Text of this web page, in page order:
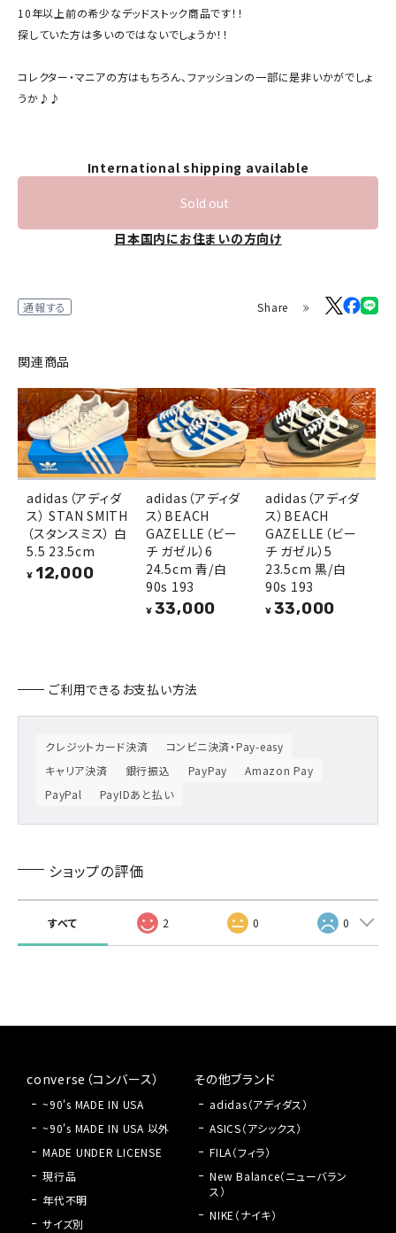
converse（コンバース）
~90's MADE IN USA
~90's MADE IN USA 以外
MADE UNDER LICENSE
現行品
年代不明
サイズ別
その他ブランド
adidas（アディダス）
ASICS（アシックス）
FILA（フィラ）
New Balance（ニューバラン
ス）
NIKE（ナイキ）
10年以上前の希少なデッドストック商品です！！
探していた方は多いのではないでしょうか！！
コレクター・マニアの方はもちろん、ファッションの一部に是非いかがでしょ
うか♪♪
International shipping available
Sold out
日本国内にお住まいの方向け
通報する Share
関連商品
adidas（アディダ
ス） STAN SMITH
（スタンスミス） 白
5.5 23.5cm
¥ 12,000
adidas（アディダ
ス）BEACH
GAZELLE（ビー
チ ガゼル）6
24.5cm 青/白
90s 193
¥ 33,000
adidas（アディダ
ス）BEACH
GAZELLE（ビー
チ ガゼル）5
23.5cm 黒/白
90s 193
¥ 33,000
ご利用できるお支払い方法
クレジットカード決済
コンビニ決済・Pay-easy
キャリア決済
銀行振込 PayPay
Amazon Pay
PayPal
PayIDあと払い
ショップの評価
すべて 2 0 0